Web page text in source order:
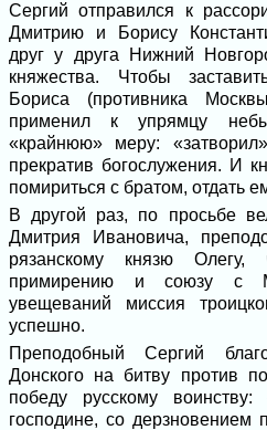
Сергий отправился к
Дмитрию и Борису
друг у друга Нижний
княжества. Чтобы
Бориса (противника
применил к упрямцу
«крайнюю» меру:
прекратив богослужения. И
помириться с братом, отдать
В другой раз, по просьбе
Дмитрия Ивановича,
рязанскому князю
примирению и союзу с
увещеваний миссия
успешно.
Преподобный Сергий
Донского на битву против
победу русскому
господине, со дерзновением